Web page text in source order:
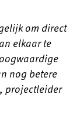
om direct
elkaar te
nog betere
projectleider